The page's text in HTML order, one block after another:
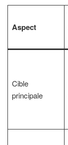
Aspect
Cible
principale